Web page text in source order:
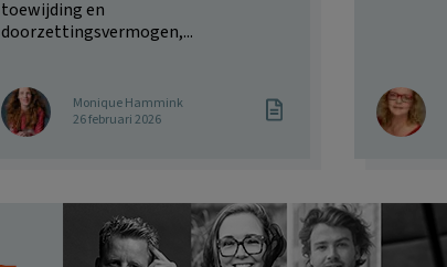
toewijding en
doorzettingsvermogen,...
Monique Hammink
26 februari 2026